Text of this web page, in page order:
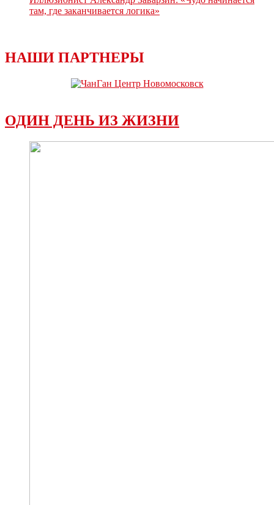
там, где заканчивается логика»
НАШИ ПАРТНЕРЫ
ОДИН ДЕНЬ ИЗ ЖИЗНИ